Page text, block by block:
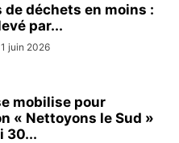
déchets en moins :
par...
1 juin 2026
mobilise pour
« Nettoyons le Sud »
30...